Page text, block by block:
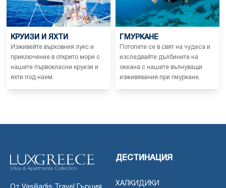
КРУИЗИ И ЯХТИ
Изживейте върховния лукс и
приключение в открито море с
нашите първокласни круизи и
яхти под наем.
ГМУРКАНЕ
Потопете се в свят на чудеса и
изследвайте дълбините на
океана с нашите вълнуващи
изживявания при гмуркане.
ДЕСТИНАЦИЯ
ХАЛКИДИКИ